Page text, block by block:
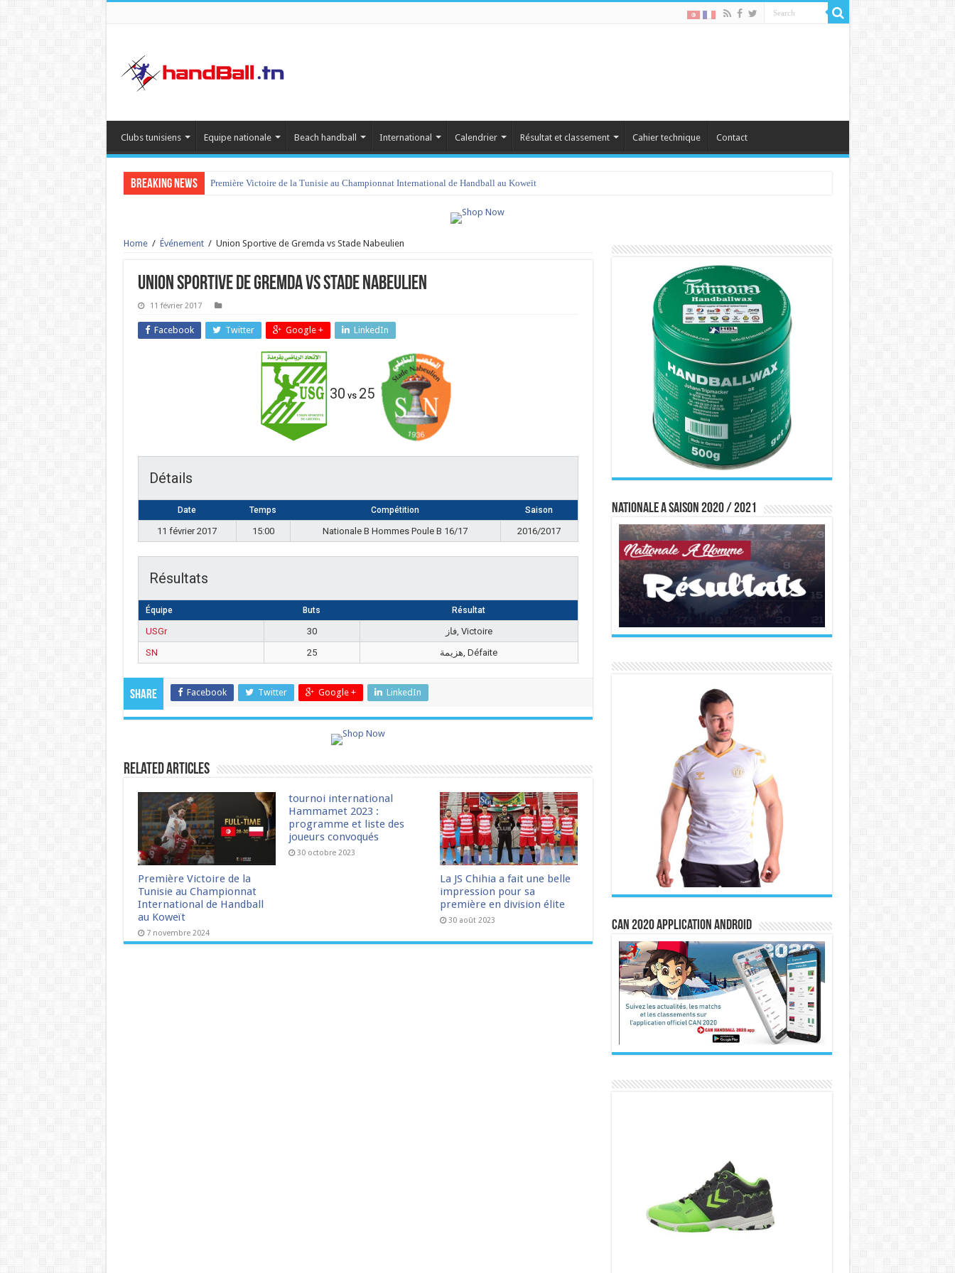
Clubs tunisiens Equipe nationale Beach handball International Calendrier Résultat et classement Cahier technique Contact
Breaking News Première Victoire de la Tunisie au Championnat International de Handball au Koweït
Home / Événement / Union Sportive de Gremda vs Stade Nabeulien
Union Sportive de Gremda vs Stade Nabeulien
11 février 2017
Facebook Twitter Google + LinkedIn
30 vs 25
Détails
Date Temps Compétition Saison
11 février 2017 15:00 Nationale B Hommes Poule B 16/17 2016/2017
Résultats
Équipe Buts Résultat
USGr 30
فاز, Victoire
SN
25 هزيمة, Défaite
Share Facebook Twitter Google + LinkedIn
Related Articles
Première Victoire de la
Tunisie au Championnat
International de Handball
au Koweït
7 novembre 2024
tournoi international
Hammamet 2023 :
programme et liste des
joueurs convoqués
30 octobre 2023
La JS Chihia a fait une belle
impression pour sa
première en division élite
30 août 2023
Nationale A saison 2020 / 2021
CAN 2020 Application Android